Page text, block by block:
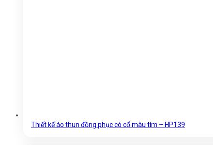
Thiết kế áo thun đồng phục có cổ màu tím – HP139